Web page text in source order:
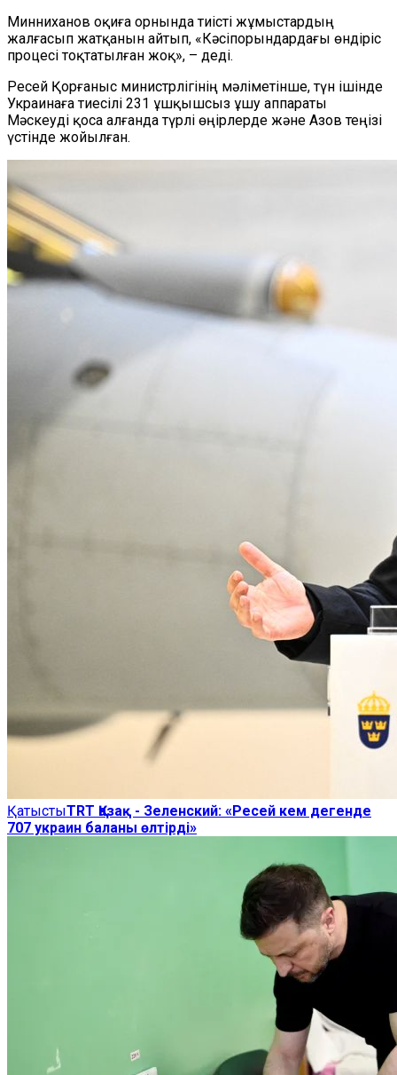
Минниханов оқиға орнында тиісті жұмыстардың
жалғасып жатқанын айтып, «Кәсіпорындардағы өндіріс
процесі тоқтатылған жоқ», – деді.
Ресей Қорғаныс министрлігінің мәліметінше, түн ішінде
Украинаға тиесілі 231 ұшқышсыз ұшу аппараты
Мәскеуді қоса алғанда түрлі өңірлерде және Азов теңізі
үстінде жойылған.
ҚатыстыTRT Қазақ - Зеленский: «Ресей кем дегенде
707 украин баланы өлтірді»